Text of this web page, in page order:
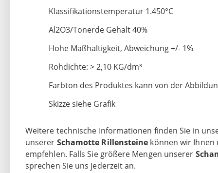
Klassifikationstemperatur 1.450°C
Al2O3/Tonerde Gehalt 40%
Hohe Maßhaltigkeit, Abweichung +/- 1%
Rohdichte: > 2,10 KG/dm³
Farbton des Produktes kann von der
Skizze siehe Grafik
Weitere technische Informationen finden Sie in
unserer Schamotte Rillensteine können wir Ihnen
empfehlen. Falls Sie größere Mengen unserer
sprechen Sie uns jederzeit an.